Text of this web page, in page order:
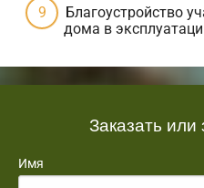
Благоустройство
дома в
Заказать или
Имя